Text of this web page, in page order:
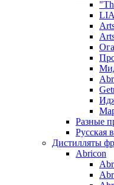
Разные
Русская
Дистилляты
Abricon